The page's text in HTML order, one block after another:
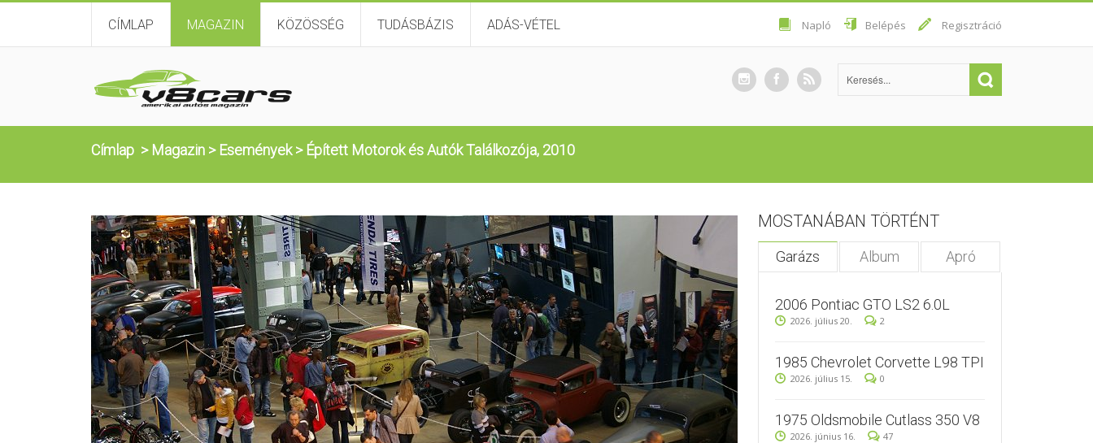
CÍMLAP MAGAZIN KÖZÖSSÉG TUDÁSBÁZIS ADÁS-VÉTEL Napló Belépés Regisztráció
Címlap > Magazin > Események> Épített Motorok és Autók Találkozója, 2010
MOSTANÁBAN TÖRTÉNT
Garázs Album Apró
2006 Pontiac GTO LS2 6.0L
2026. július 20. 2
1985 Chevrolet Corvette L98 TPI
2026. július 15. 0
1975 Oldsmobile Cutlass 350 V8
2026. június 16. 47